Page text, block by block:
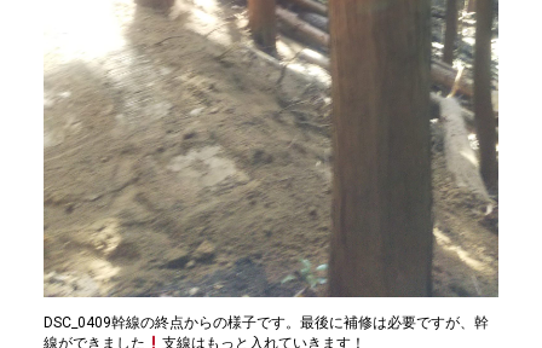
DSC_0409幹線の終点からの様子です。最後に補修は必要ですが、幹
線ができました
支線はもっと入れていきます！